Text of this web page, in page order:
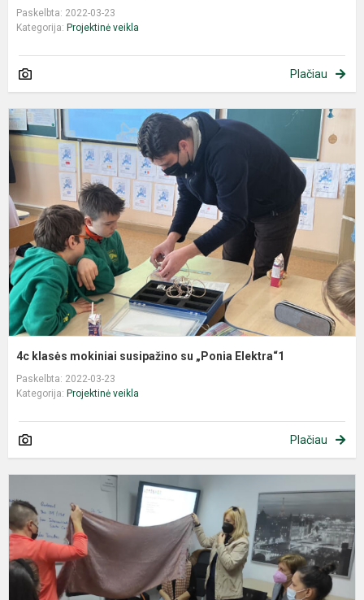
Paskelbta: 2022-03-23
Kategorija: Projektinė veikla
Plačiau
4c klasės mokiniai susipažino su „Ponia Elektra“1
Paskelbta: 2022-03-23
Kategorija: Projektinė veikla
Plačiau